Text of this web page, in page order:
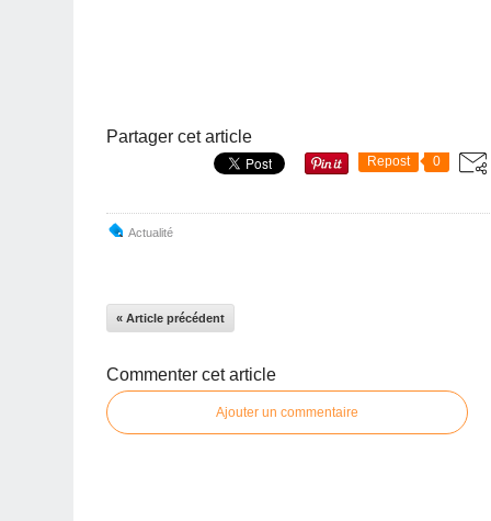
Partager cet article
Repost 0
Actualité
« Article précédent
Commenter cet article
Ajouter un commentaire